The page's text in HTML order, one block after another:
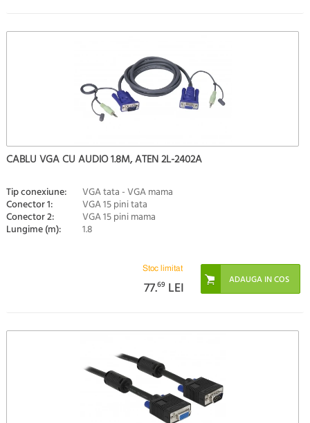
CABLU VGA CU AUDIO 1.8M, ATEN 2L-2402A
Tip conexiune: VGA tata - VGA mama
Conector 1: VGA 15 pini tata
Conector 2: VGA 15 pini mama
Lungime (m): 1.8
Stoc limitat
77.69 LEI